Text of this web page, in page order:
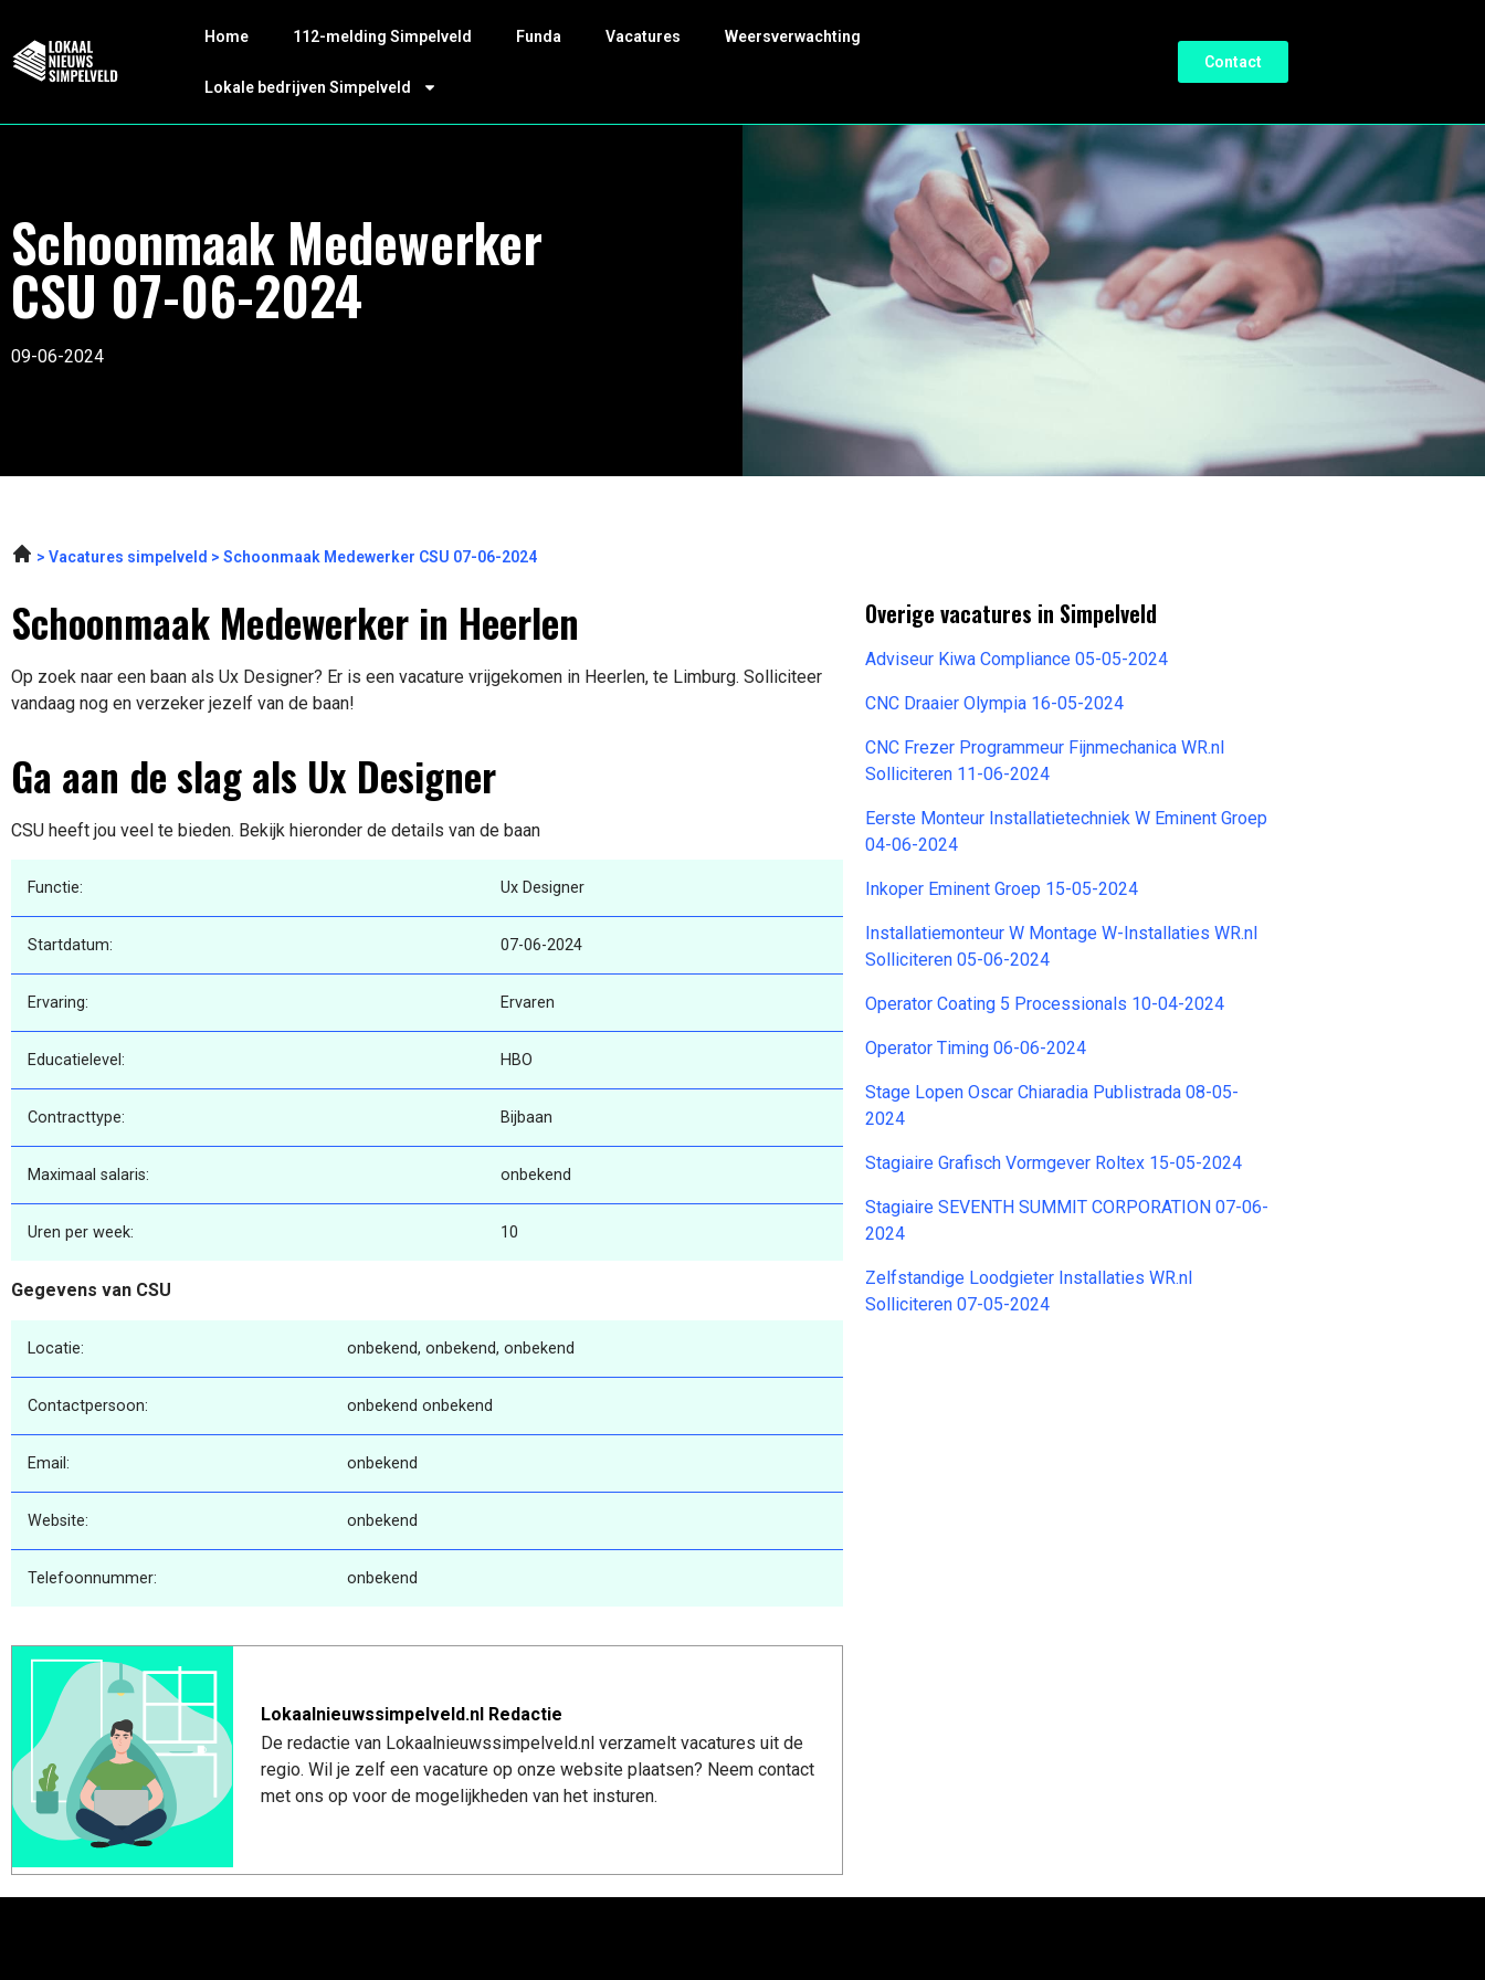
Home 112-melding Simpelveld Funda Vacatures Weersverwachting
Lokale bedrijven Simpelveld
Contact
Schoonmaak Medewerker
CSU 07-06-2024
09-06-2024
Vacatures simpelveld Schoonmaak Medewerker CSU 07-06-2024
Schoonmaak Medewerker in Heerlen
Op zoek naar een baan als Ux Designer? Er is een vacature vrijgekomen in Heerlen, te Limburg. Solliciteer
vandaag nog en verzeker jezelf van de baan!
Ga aan de slag als Ux Designer
CSU heeft jou veel te bieden. Bekijk hieronder de details van de baan
Functie: Ux Designer
Startdatum: 07-06-2024
Ervaring: Ervaren
Educatielevel: HBO
Contracttype: Bijbaan
Maximaal salaris: onbekend
Uren per week: 10
Gegevens van CSU
Locatie: onbekend, onbekend, onbekend
Contactpersoon: onbekend onbekend
Email: onbekend
Website: onbekend
Telefoonnummer: onbekend
Lokaalnieuwssimpelveld.nl Redactie
De redactie van Lokaalnieuwssimpelveld.nl verzamelt vacatures uit de
regio. Wil je zelf een vacature op onze website plaatsen? Neem contact
met ons op voor de mogelijkheden van het insturen.
Overige vacatures in Simpelveld
Adviseur Kiwa Compliance 05-05-2024
CNC Draaier Olympia 16-05-2024
CNC Frezer Programmeur Fijnmechanica WR.nl
Solliciteren 11-06-2024
Eerste Monteur Installatietechniek W Eminent Groep
04-06-2024
Inkoper Eminent Groep 15-05-2024
Installatiemonteur W Montage W-Installaties WR.nl
Solliciteren 05-06-2024
Operator Coating 5 Processionals 10-04-2024
Operator Timing 06-06-2024
Stage Lopen Oscar Chiaradia Publistrada 08-05-
2024
Stagiaire Grafisch Vormgever Roltex 15-05-2024
Stagiaire SEVENTH SUMMIT CORPORATION 07-06-
2024
Zelfstandige Loodgieter Installaties WR.nl
Solliciteren 07-05-2024